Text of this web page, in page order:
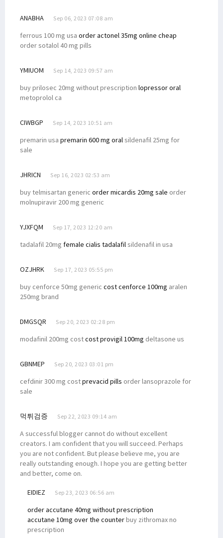
ANABHA Sep 06, 2023 07:08 am
ferrous 100 mg usa order actonel 35mg online cheap
order sotalol 40 mg pills
YMIUOM Sep 14, 2023 09:57 am
buy prilosec 20mg without prescription lopressor oral
metoprolol ca
CIWBGP Sep 14, 2023 10:51 am
premarin usa premarin 600 mg oralsildenafil 25mg for
sale
JHRICN Sep 16, 2023 02:53 am
buy telmisartan generic order micardis 20mg sale order
molnupiravir 200 mg generic
YJXFQM Sep 17, 2023 12:20 am
tadalafil 20mg female cialis tadalafilsildenafil in usa
OZJHRK Sep 17, 2023 05:55 pm
buy cenforce 50mg generic cost cenforce 100mg aralen
250mg brand
DMGSQR Sep 20, 2023 02:28 pm
modafinil 200mg costcost provigil 100mg deltasone us
GBNMEP Sep 20, 2023 03:01 pm
cefdinir 300 mg costprevacid pills order lansoprazole for
sale
먹튀검증 Sep 22, 2023 09:14 am
A successful blogger cannot do without excellent
creators. I am confident that you will succeed. Perhaps
you are not confident. But please believe me, you are
really outstanding enough. I hope you are getting better
and better, come on.
EIDIEZ Sep 23, 2023 06:56 am
order accutane 40mg without prescription
accutane 10mg over the counterbuy zithromax no
prescription